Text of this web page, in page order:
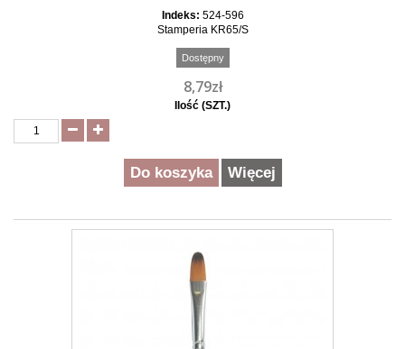
Indeks: 524-596
Stamperia KR65/S
Dostępny
8,79zł
Ilość (SZT.)
Do koszyka Więcej